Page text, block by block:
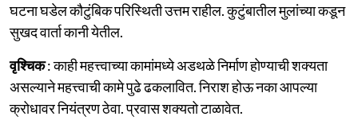
घटना घडेल कौटुंबिक परिस्थिती उत्तम राहील. कुटुंबातील मुलांच्या कडून
सुखद वार्ता कानी येतील.
वृश्चिक: काही महत्त्वाच्या कामांमध्ये अडथळे निर्माण होण्याची शक्यता
असल्याने महत्त्वाची कामे पुढे ढकलावित. निराश होऊ नका आपल्या
क्रोधावर नियंत्रण ठेवा. प्रवास शक्यतो टाळावेत.